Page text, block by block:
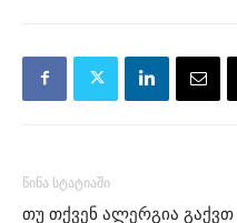
წინა სტატიაში
თუ თქვენ ალერგია გაქვთ